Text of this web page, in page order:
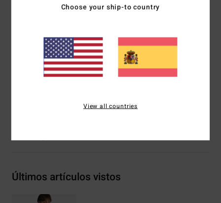
Características
Tejido:tejido de pana
Logo bordado en el panel frontal
Etiqueta colgante de tela
Últimos artículos vistos
Choose your ship-to country
View all countries